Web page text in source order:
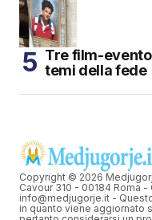
Tre film-
temi della fede
Copyright © 2026
Cavour 310 - 00184 Roma
info@medjugorje.it -
in quanto viene aggiornato